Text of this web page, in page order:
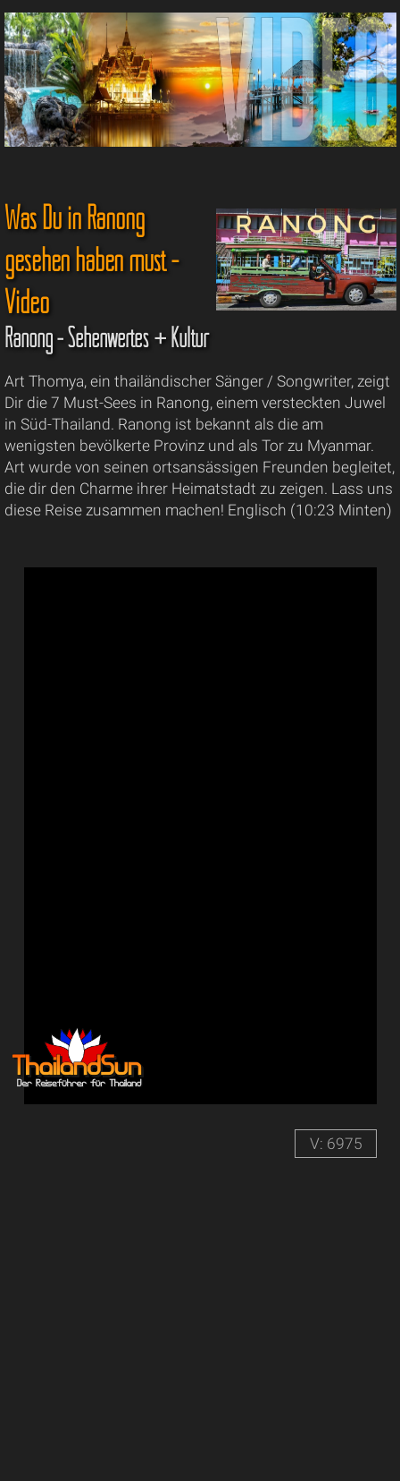
Was Du in Ranong
gesehen haben must -
Video
Ranong - Sehenwertes + Kultur
Art Thomya, ein thailändischer Sänger / Songwriter, zeigt
Dir die 7 Must-Sees in Ranong, einem versteckten Juwel
in Süd-Thailand. Ranong ist bekannt als die am
wenigsten bevölkerte Provinz und als Tor zu Myanmar.
Art wurde von seinen ortsansässigen Freunden begleitet,
die dir den Charme ihrer Heimatstadt zu zeigen. Lass uns
diese Reise zusammen machen! Englisch (10:23 Minten)
V: 6975